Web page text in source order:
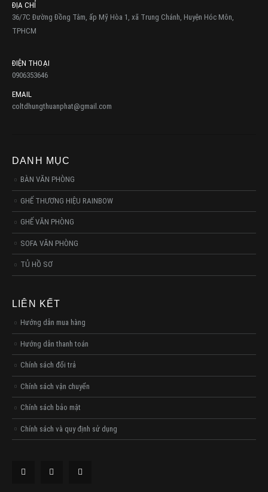
ĐỊA CHỈ
36/7C Đường Đồng Tâm, ấp Mỹ Hòa 1, xã Trung Chánh, Huyện Hóc Môn,
TPHCM
ĐIỆN THOẠI
0906353646
EMAIL
coltdhungthuanphat@gmail.com
DANH MỤC
BÀN VĂN PHÒNG
GHẾ THƯƠNG HIỆU RAINBOW
GHẾ VĂN PHÒNG
SOFA VĂN PHÒNG
TỦ HỒ SƠ
LIÊN KẾT
Hướng dẫn mua hàng
Hướng dẫn thanh toán
Chính sách đổi trả
Chính sách vận chuyển
Chính sách bảo mật
Chính sách và quy định sử dụng